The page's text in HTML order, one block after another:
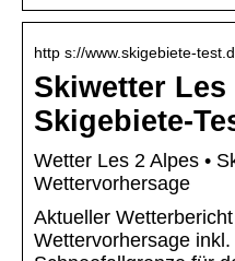
http s://www.skigebiete-
Skiwetter Les
Skigebiete-
Wetter Les 2 Alpes •
Wettervorhersage
Aktueller
Wettervorhersage